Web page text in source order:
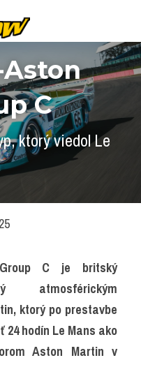
Aston
C
ktorý viedol Le
Group C je britský
atmosférickým
ktorý po prestavbe
24 hodín Le Mans ako
Aston Martin v